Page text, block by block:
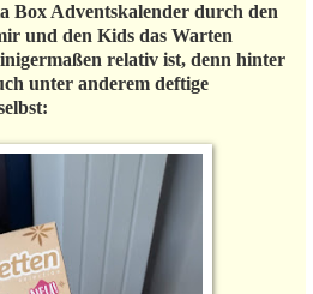
Box Adventskalender durch den
und den Kids das Warten
relativ ist, denn hinter
unter anderem deftige